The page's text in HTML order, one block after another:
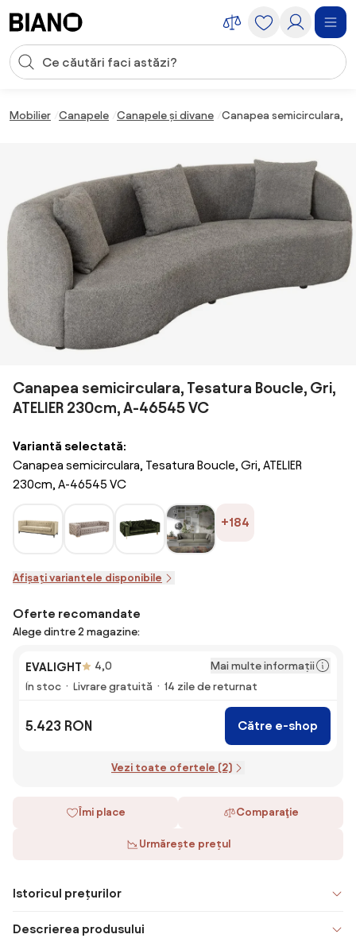
Introducerea căutării
Mobilier Canapele Canapele și divane Canapea semicirculara,
Canapea semicirculara, Tesatura Boucle, Gri,
ATELIER 230cm, A-46545 VC
Variantă selectată:
Canapea semicirculara, Tesatura Boucle, Gri, ATELIER
230cm, A-46545 VC
+184
Afișați variantele disponibile
Oferte recomandate
Alege dintre 2 magazine:
EVALIGHT 4,0
Mai multe informații
În stoc
Livrare gratuită 14 zile de returnat
5.423 RON Către e-shop
Vezi toate ofertele (2)
Îmi place Comparaţie
Urmărește prețul
Istoricul prețurilor
Descrierea produsului